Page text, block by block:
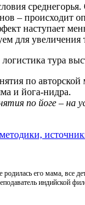
– происходит
наступает
для
тура
по
и йога-нидра.
по йоге – на
его мама, все
индийской